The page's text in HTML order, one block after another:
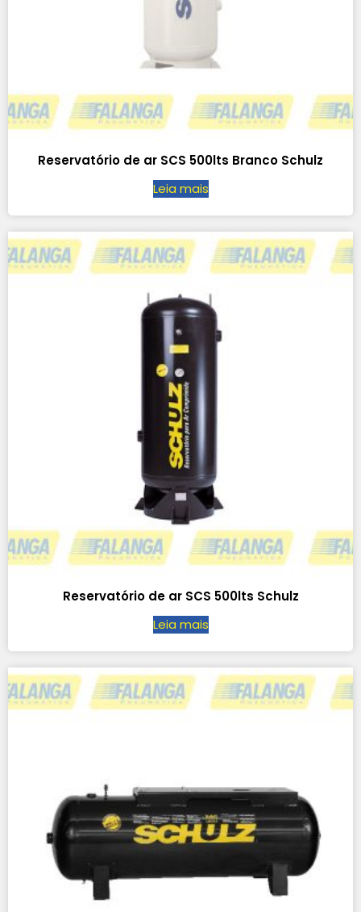
Reservatório de ar SCS 500lts Branco Schulz
Leia mais
Reservatório de ar SCS 500lts Schulz
Leia mais